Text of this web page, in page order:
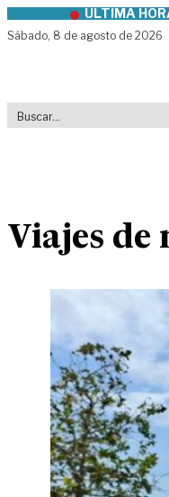
Skip to content
ÚLTIMA
Sábado, 8 de agosto de 2026
Viajes de